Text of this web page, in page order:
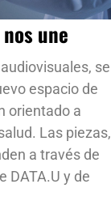
une
se
espacio de
orientado a
Las piezas,
a través de
DATA.U y de